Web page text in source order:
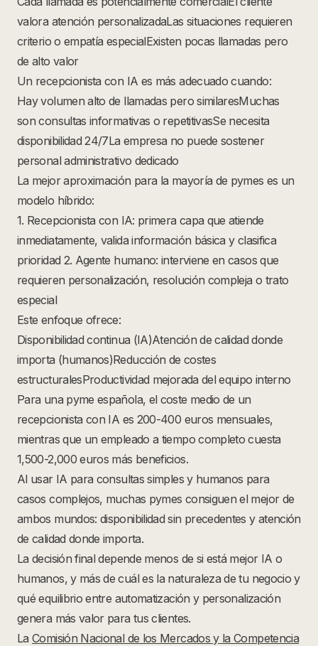
valora atención personalizadaLas situaciones requieren
criterio o empatía especialExisten pocas llamadas pero
de alto valor
Un recepcionista con IA es más adecuado cuando:
Hay volumen alto de llamadas pero similaresMuchas
son consultas informativas o repetitivasSe necesita
disponibilidad 24/7La empresa no puede sostener
personal administrativo dedicado
La mejor aproximación para la mayoría de pymes es un
modelo híbrido:
1. Recepcionista con IA: primera capa que atiende
inmediatamente, valida información básica y clasifica
prioridad 2. Agente humano: interviene en casos que
requieren personalización, resolución compleja o trato
especial
Este enfoque ofrece:
Disponibilidad continua (IA)Atención de calidad donde
importa (humanos)Reducción de costes
estructuralesProductividad mejorada del equipo interno
Para una pyme española, el coste medio de un
recepcionista con IA es 200-400 euros mensuales,
mientras que un empleado a tiempo completo cuesta
1,500-2,000 euros más beneficios.
Al usar IA para consultas simples y humanos para
casos complejos, muchas pymes consiguen el mejor de
ambos mundos: disponibilidad sin precedentes y atención
de calidad donde importa.
La decisión final depende menos de si está mejor IA o
humanos, y más de cuál es la naturaleza de tu negocio y
qué equilibrio entre automatización y personalización
genera más valor para tus clientes.
LaComisión Nacional de los Mercados y la Competencia